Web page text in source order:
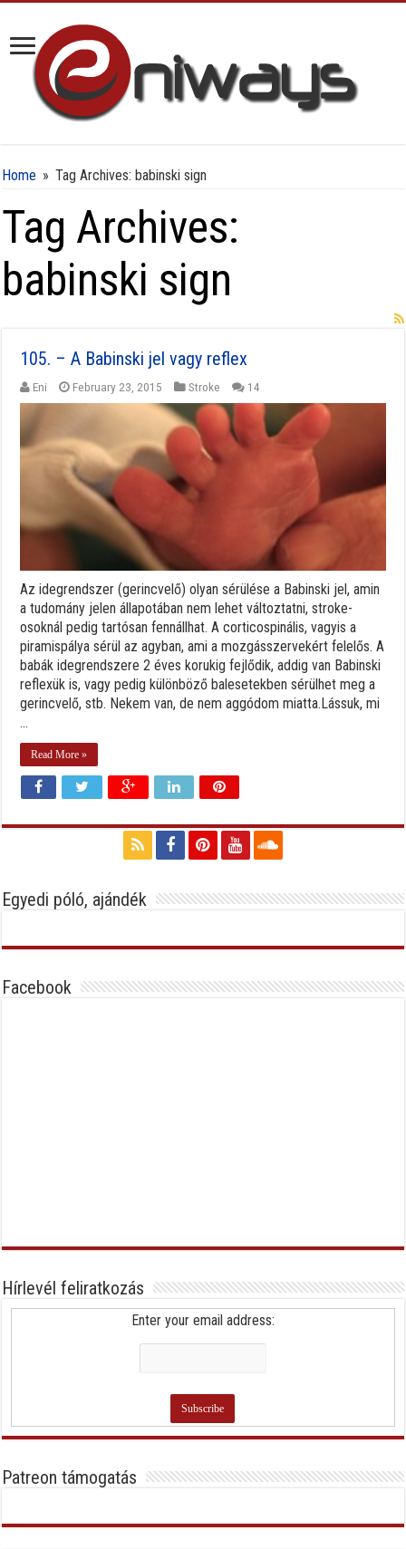
Home » Tag Archives: babinski sign
Tag Archives:
babinski sign
105. – A Babinski jel vagy reflex
Eni February 23, 2015 Stroke 14
Az idegrendszer (gerincvelő) olyan sérülése a Babinski jel, amin
a tudomány jelen állapotában nem lehet változtatni, stroke-
osoknál pedig tartósan fennállhat. A corticospinális, vagyis a
piramispálya sérül az agyban, ami a mozgásszervekért felelős. A
babák idegrendszere 2 éves korukig fejlődik, addig van Babinski
reflexük is, vagy pedig különböző balesetekben sérülhet meg a
gerincvelő, stb. Nekem van, de nem aggódom miatta.Lássuk, mi
...
Read More »
Egyedi póló, ajándék
Facebook
Hírlevél feliratkozás
Enter your email address:
Patreon támogatás